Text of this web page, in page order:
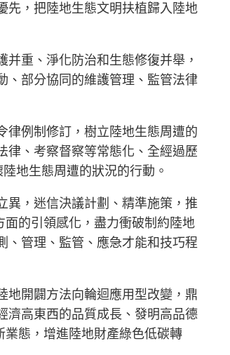
先，把陸地生態文明扶植歸入陸地
重、淨化防治和生態修復并舉，
、部分協同的維護管理、監管法律
例制修訂，樹立陸地生態周遭的
律、考察督察等常態化、全經過歷
地生態周遭的狀況的行動。
，迷信決議計劃、精準施策，推
的引領感化，盡力衝破制約陸地
、管理、監管、應急才能和技巧程
開闢方法向輪迴應用型改變，鼎
濟高東西的品質成長、發明高品德
態，增進陸地財產綠色低碳轉